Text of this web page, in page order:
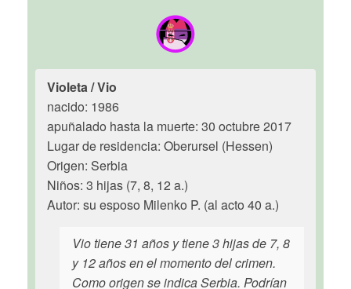
Violeta / Vio
nacido: 1986
apuñalado hasta la muerte: 30 octubre 2017
Lugar de residencia: Oberursel (Hessen)
Origen: Serbia
Niños: 3 hijas (7, 8, 12 a.)
Autor: su esposo Milenko P. (al acto 40 a.)
Vio tiene 31 años y tiene 3 hijas de 7, 8
y 12 años en el momento del crimen.
Como origen se indica Serbia. Podrían